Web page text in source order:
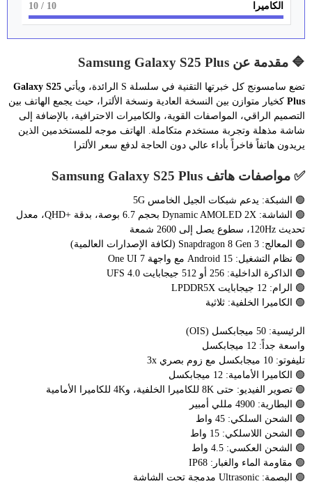
الكاميرا 10
/ 10
🔷 مقدمة عن Samsung Galaxy S25 Plus
تضع سامسونج كل خبرتها التقنية في سلسلة S الرائدة، ويأتي
Galaxy S25
Plus كخيار متوازن بين النسخة العادية ونسخة الألترا، حيث يجمع الهاتف بين
التصميم الراقي، المواصفات القوية، والكاميرات الاحترافية، بالإضافة إلى
شاشة مذهلة وتجربة مستخدم متكاملة. الهاتف موجه للمستخدمين الذين
يريدون هاتفاً فاخراً بأداء عالي دون الحاجة لدفع سعر الألترا
✅ مواصفات هاتف Samsung Galaxy S25 Plus
🟢 الشبكة: يدعم شبكات الجيل الخامس 5G
🟢 الشاشة: Dynamic AMOLED 2X بحجم 6.7 بوصة، بدقة +QHD، معدل
تحديث 120Hz، سطوع يصل إلى 2600 شمعة
🟢 المعالج: Snapdragon 8 Gen 3 (لكافة الإصدارات العالمية)
🟢 نظام التشغيل: Android 15 مع واجهة One UI 7
🟢 الذاكرة الداخلية: 256 أو 512 جيجابايت UFS 4.0
🟢 الرام: 12 جيجابايت LPDDR5X
🟢 الكاميرا الخلفية: ثلاثية
الرئيسية: 50 ميجابكسل (OIS)
واسعة جداً: 12 ميجابكسل
تليفوتو: 10 ميجابكسل مع زوم بصري 3x
🟢 الكاميرا الأمامية: 12 ميجابكسل
🟢 تصوير الفيديو: حتى 8K للكاميرا الخلفية، و4K للكاميرا الأمامية
🟢 البطارية: 4900 مللي أمبير
🟢 الشحن السلكي: 45 واط
🟢 الشحن اللاسلكي: 15 واط
🟢 الشحن العكسي: 4.5 واط
🟢 مقاومة الماء والغبار: IP68
🟢 البصمة: Ultrasonic مدمجة تحت الشاشة